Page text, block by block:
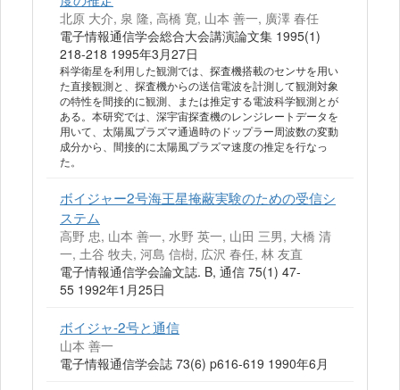
北原 大介, 泉 隆, 高橋 寛, 山本 善一, 廣澤 春任
電子情報通信学会総合大会講演論文集 1995(1)
218-218 1995年3月27日
科学衛星を利用した観測では、探査機搭載のセンサを用い
た直接観測と、探査機からの送信電波を計測して観測対象
の特性を間接的に観測、または推定する電波科学観測とが
ある。本研究では、深宇宙探査機のレンジレートデータを
用いて、太陽風プラズマ通過時のドップラー周波数の変動
成分から、間接的に太陽風プラズマ速度の推定を行なっ
た。
ボイジャー2号海王星掩蔽実験のための受信シ
ステム
高野 忠, 山本 善一, 水野 英一, 山田 三男, 大橋 清
一, 土谷 牧夫, 河島 信樹, 広沢 春任, 林 友直
電子情報通信学会論文誌. B, 通信 75(1) 47-
55 1992年1月25日
ボイジャ-2号と通信
山本 善一
電子情報通信学会誌 73(6) p616-619 1990年6月